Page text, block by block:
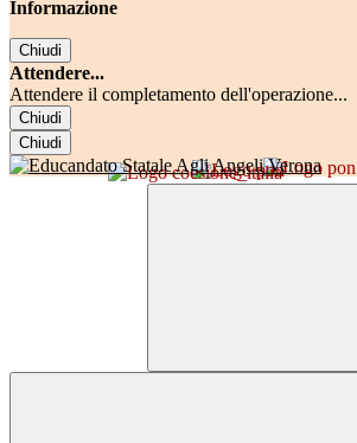
Informazione
Chiudi
Attendere...
Attendere il completamento dell'operazione...
Chiudi
Chiudi